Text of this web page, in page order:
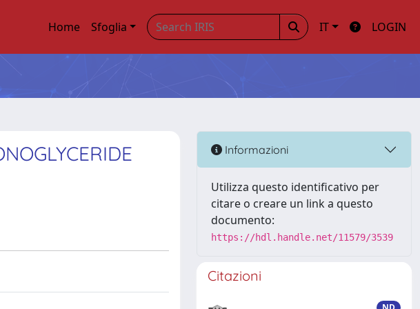
Home Sfoglia IT LOGIN
Informazioni
Utilizza questo identificativo per
citare o creare un link a questo
documento:
https://hdl.handle.net/11579/3539
Citazioni